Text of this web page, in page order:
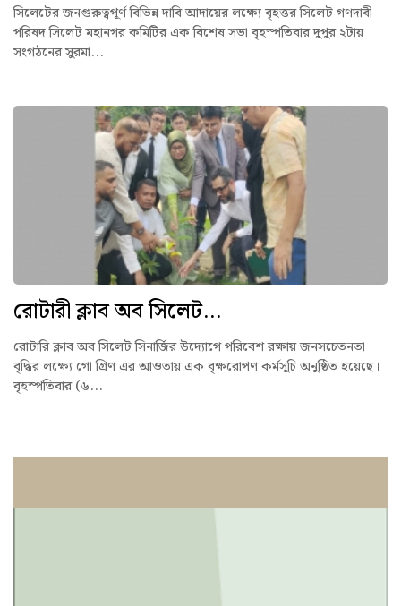
সিলেটের জনগুরুত্বপূর্ণ বিভিন্ন দাবি আদায়ের লক্ষ্যে বৃহত্তর সিলেট গণদাবী
পরিষদ সিলেট মহানগর কমিটির এক বিশেষ সভা বৃহস্পতিবার দুপুর ২টায়
সংগঠনের সুরমা...
রোটারী ক্লাব অব সিলেট...
রোটারি ক্লাব অব সিলেট সিনার্জির উদ্যোগে পরিবেশ রক্ষায় জনসচেতনতা
বৃদ্ধির লক্ষ্যে গো গ্রিণ এর আওতায় এক বৃক্ষরোপণ কর্মসূচি অনুষ্ঠিত হয়েছে।
বৃহস্পতিবার (৬...